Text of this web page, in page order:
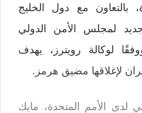
بالتعاون مع دول الخليج
لمجلس الأمن الدولي
لوكالة رويترز، يهدف
لإغلاقها مضيق هرمز.
لدى الأمم المتحدة، مايك